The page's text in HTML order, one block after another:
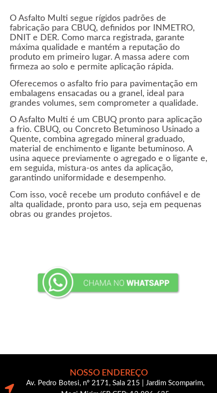
O Asfalto Multi segue rígidos padrões de
fabricação para CBUQ, definidos por INMETRO,
DNIT e DER. Como marca registrada, garante
máxima qualidade e mantém a reputação do
produto em primeiro lugar. A massa adere com
firmeza ao solo e permite aplicação rápida.
Oferecemos o asfalto frio para pavimentação em
embalagens ensacadas ou a granel, ideal para
grandes volumes, sem comprometer a qualidade.
O Asfalto Multi é um CBUQ pronto para aplicação
a frio. CBUQ, ou Concreto Betuminoso Usinado a
Quente, combina agregado mineral graduado,
material de enchimento e ligante betuminoso. A
usina aquece previamente o agregado e o ligante e,
em seguida, mistura-os antes da aplicação,
garantindo uniformidade e desempenho.
Com isso, você recebe um produto confiável e de
alta qualidade, pronto para uso, seja em pequenas
obras ou grandes projetos.
NOSSO ENDEREÇO
Av. Pedro Botesi, nº 2171, Sala 215 | Jardim Scomparim,